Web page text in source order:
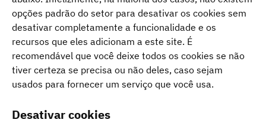
opções padrão do setor para desativar os cookies sem
desativar completamente a funcionalidade e os
recursos que eles adicionam a este site. É
recomendável que você deixe todos os cookies se não
tiver certeza se precisa ou não deles, caso sejam
usados ​​para fornecer um serviço que você usa.
Desativar cookies